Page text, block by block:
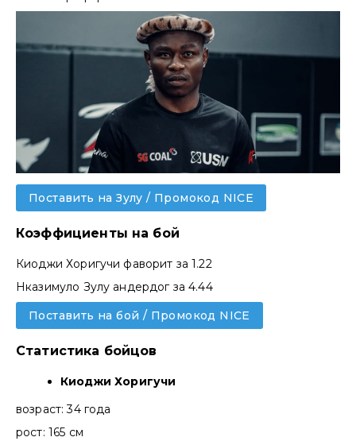
Поставить на Зулу / Промокод NICE
Коэффициенты на бой
Киоджи Хоригучи фаворит за 1.22
Нказимуло Зулу андердог за 4.44
Поставить на бой / Промокод NICE
Статистика бойцов
Киоджи Хоригучи
возраст: 34 года
рост: 165 см